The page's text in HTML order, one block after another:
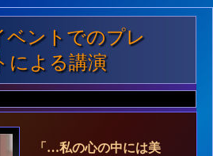
ベントでのプレ
による講演
「…私​​の心の中には美